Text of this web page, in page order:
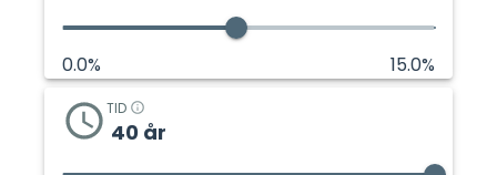
0.0% 15.0%
TID
40 år